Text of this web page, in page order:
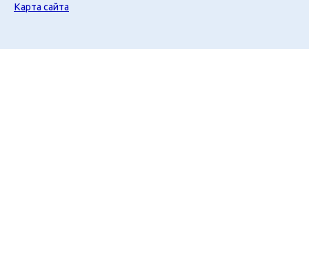
Карта сайта